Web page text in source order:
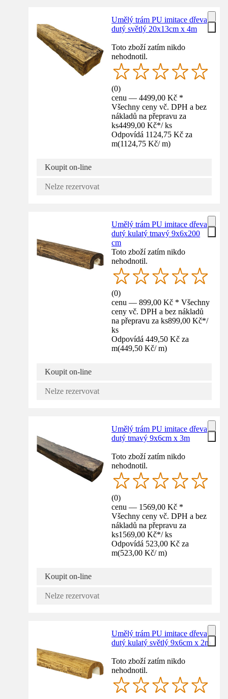
Umělý trám PU imitace dřeva
dutý světlý 20x13cm x 4m
Toto zboží zatím nikdo
nehodnotil.
(0)
cenu — 4499,00 Kč *
Všechny ceny vč. DPH a bez
nákladů na přepravu za
ks4499,00 Kč*/ ks
Odpovídá 1124,75 Kč za
m(1124,75 Kč/ m)
Koupit on-line
Nelze rezervovat
Umělý trám PU imitace dřeva
dutý kulatý tmavý 9x6x200
cm
Toto zboží zatím nikdo
nehodnotil.
(0)
cenu — 899,00 Kč * Všechny
ceny vč. DPH a bez nákladů
na přepravu za ks899,00 Kč*/
ks
Odpovídá 449,50 Kč za
m(449,50 Kč/ m)
Koupit on-line
Nelze rezervovat
Umělý trám PU imitace dřeva
dutý tmavý 9x6cm x 3m
Toto zboží zatím nikdo
nehodnotil.
(0)
cenu — 1569,00 Kč *
Všechny ceny vč. DPH a bez
nákladů na přepravu za
ks1569,00 Kč*/ ks
Odpovídá 523,00 Kč za
m(523,00 Kč/ m)
Koupit on-line
Nelze rezervovat
Umělý trám PU imitace dřeva
dutý kulatý světlý 9x6cm x 2m
Toto zboží zatím nikdo
nehodnotil.